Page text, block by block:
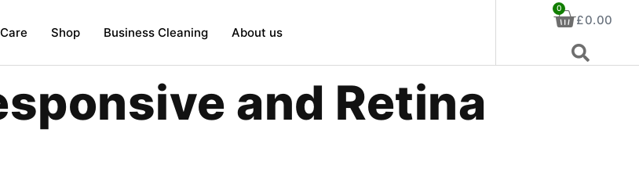
Shop Business Cleaning About us
£0.00
0
and Retina